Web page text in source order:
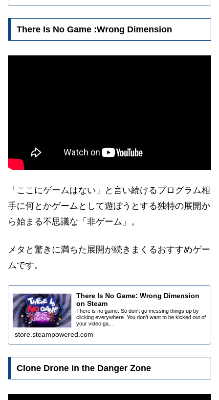
There Is No Game :Wrong Dimension
「ここにゲームはない」と言い続けるプログラム相
手に何とかゲームとして遊ぼうとする独特の展開か
ら始まる不思議な「非ゲーム」 。
メタと驚きに満ちた展開が続きまくるおすすめゲー
ムです。
There Is No Game: Wrong Dimension
on Steam
There is no game. So don't go messing things up by
clicking everywhere. You don’t want to be kicked out of
your video ga...
store.steampowered.com
Clone Drone in the Danger Zone